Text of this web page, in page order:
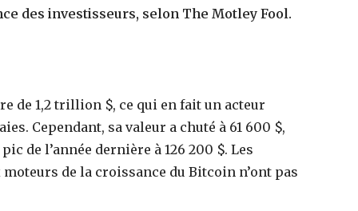
des investisseurs, selon The Motley Fool.
de 1,2 trillion $, ce qui en fait un acteur
Cependant, sa valeur a chuté à 61 600 $,
de l’année dernière à 126 200 $. Les
de la croissance du Bitcoin n’ont pas